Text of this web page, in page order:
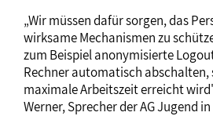
„Wir müssen dafür sorgen, das
wirksame Mechanismen zu
zum Beispiel anonymisierte
Rechner automatisch abschalten,
maximale Arbeitszeit erreicht
Werner, Sprecher der AG Jugend